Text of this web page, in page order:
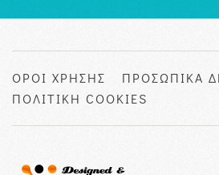
ΟΡΟΙ ΧΡΗΣΗΣ
ΠΡΟΣΩΠΙΚΑ
ΠΟΛΙΤΙΚΗ COOKIES